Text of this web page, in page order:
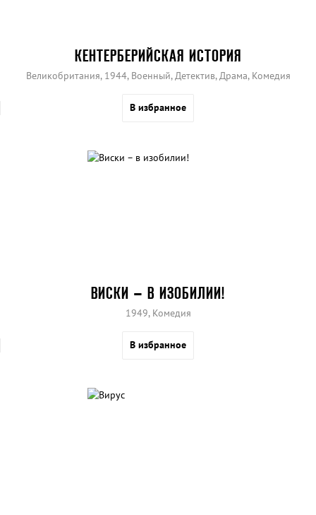
КЕНТЕРБЕРИЙСКАЯ ИСТОРИЯ
Великобритания, 1944, Военный, Детектив, Драма, Комедия
В избранное
ВИСКИ – В ИЗОБИЛИИ!
1949, Комедия
В избранное